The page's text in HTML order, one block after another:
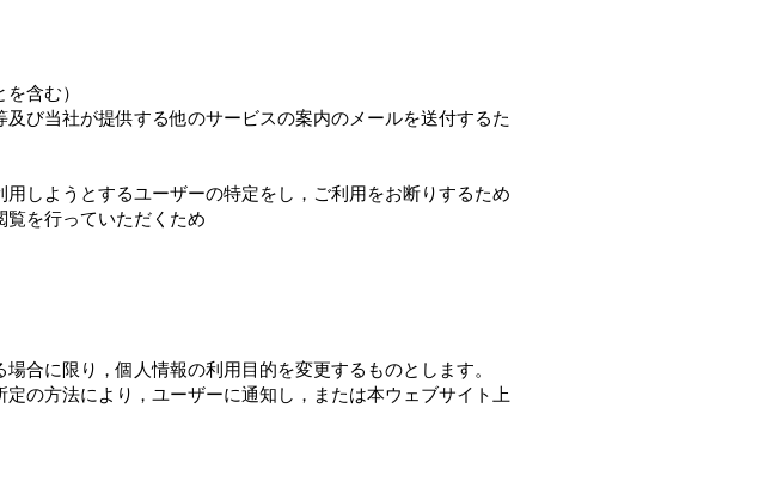
含む）
び当社が提供する他のサービスの案内のメールを送付するた
しようとするユーザーの特定をし，ご利用をお断りするため
を行っていただくため
合に限り，個人情報の利用目的を変更するものとします。
の方法により，ユーザーに通知し，または本ウェブサイト上